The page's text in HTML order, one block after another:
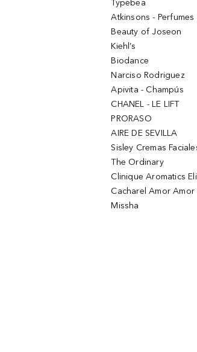
Typebea
Atkinsons - Perfumes
Beauty of Joseon
Kiehl’s
Biodance
Narciso Rodriguez
Apivita - Champús
CHANEL - LE LIFT
PRORASO
AIRE DE SEVILLA
Sisley Cremas
The Ordinary
Clinique Aromatics
Cacharel Amor Amor
Missha